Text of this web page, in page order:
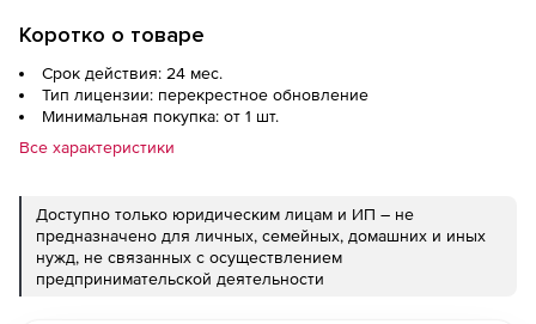
Коротко о товаре
Срок действия: 24 мес.
Тип лицензии: перекрестное обновление
Минимальная покупка: от 1 шт.
Все характеристики
Доступно только юридическим лицам и ИП – не
предназначено для личных, семейных, домашних и иных
нужд, не связанных с осуществлением
предпринимательской деятельности